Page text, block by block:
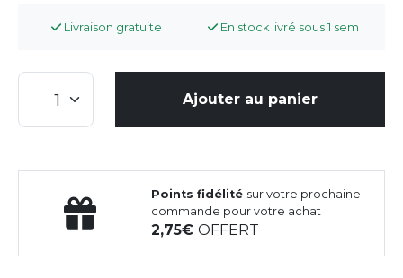
Livraison gratuite En stock livré sous 1 sem
Ajouter au panier
Points fidélité sur votre prochaine
commande pour votre achat
2,75OFFERT